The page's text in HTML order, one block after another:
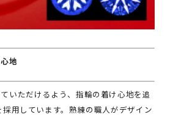
地
いただけるよう、指輪の着け心地を追
用しています。熟練の職人がデザイン